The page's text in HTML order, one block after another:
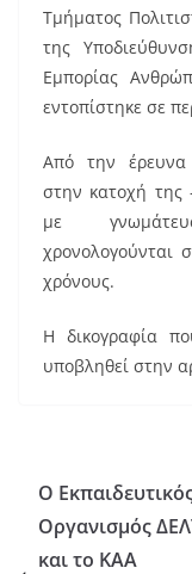
Τμήματος
της
Εμπορίας
εντοπίστηκε σε
Από την έρευνα
στην κατοχή
με
χρονολογούνται
χρόνους.
Η δικογραφία
υποβληθεί στην
Ο
Οργανισμός
και το ΚΑΑ